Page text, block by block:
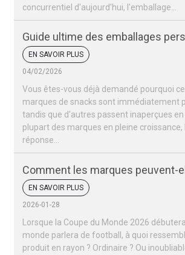
concurrentiel d'aujourd'hui, l'emballage…
Guide ultime des emballages
pour snacks
EN SAVOIR PLUS
04/02/2026
Vous êtes-vous déjà demandé pourquoi
marques de snacks sont immédiatement
tandis que d'autres passent inaperçues en
plupart des marques en pleine croissance,
réponse…
Comment les marques peuvent-
remporter un succès retentissant
Coupe du monde 2026 ?
EN SAVOIR PLUS
2026-01-28
Lorsque la Coupe du Monde 2026
monde parlera de football, à quoi
produit en rayon ? Ordinaire ? Ou